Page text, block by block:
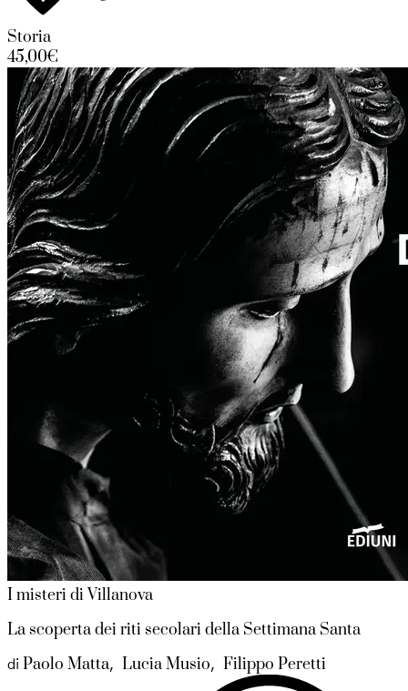
Storia
45,00€
I misteri di Villanova
La scoperta dei riti secolari della Settimana Santa
di Paolo Matta, Lucia Musio, Filippo Peretti